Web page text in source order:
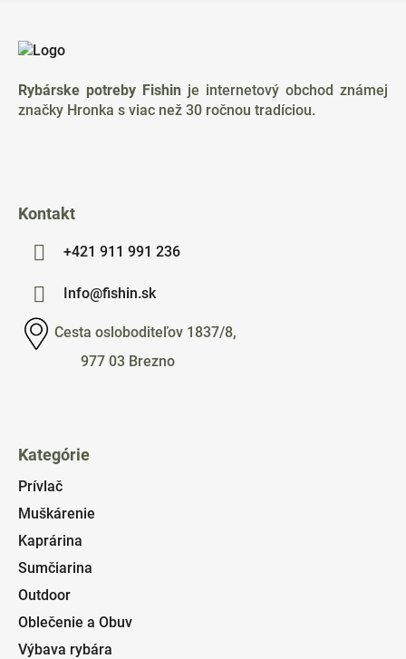
Rybárske potreby Fishin je internetový obchod známej
značky Hronka s viac než 30 ročnou tradíciou.
Kontakt
+421 911 991 236
Info@fishin.sk
Cesta osloboditeľov 1837/8,
977 03 Brezno
Kategórie
Prívlač
Muškárenie
Kaprárina
Sumčiarina
Outdoor
Oblečenie a Obuv
Výbava rybára